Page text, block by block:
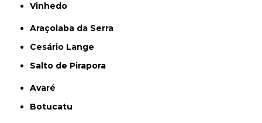
Vinhedo
Araçoiaba da Serra
Cesário Lange
Salto de Pirapora
Avaré
Botucatu